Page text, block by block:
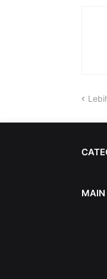
MAIN